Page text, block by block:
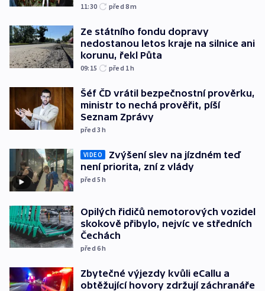
11:30 před 8m
Ze státního fondu dopravy
nedostanou letos kraje na silnice ani
korunu, řekl Půta
09:15 před 1h
Šéf ČD vrátil bezpečnostní prověrku,
ministr to nechá prověřit, píší
Seznam Zprávy
před 3h
VIDEO
Zvýšení slev na jízdném teď
není priorita, zní z vlády
před 5h
Opilých řidičů nemotorových vozidel
skokově přibylo, nejvíc ve středních
Čechách
před 6h
Zbytečné výjezdy kvůli eCallu a
obtěžující hovory zdržují záchranáře